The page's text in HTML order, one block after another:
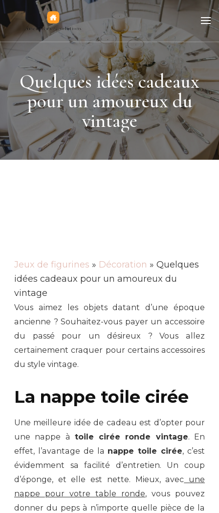
Jeux de figurines
Quelques idées cadeaux
pour un amoureux du
vintage
Jeux de figurines » Décoration » Quelques
idées cadeaux pour un amoureux du
vintage
Vous aimez les objets datant d’une époque
ancienne ? Souhaitez-vous payer un accessoire
du passé pour un désireux ? Vous allez
certainement craquer pour certains accessoires
du style vintage.
La nappe toile cirée
Une meilleure idée de cadeau est d’opter pour
une nappe à toile cirée ronde vintage. En
effet, l’avantage de la nappe toile cirée, c’est
évidemment sa facilité d’entretien. Un coup
d’éponge, et elle est nette. Mieux, avec une
nappe pour votre table ronde, vous pouvez
donner du peps à n’importe quelle pièce de la